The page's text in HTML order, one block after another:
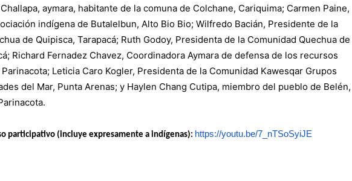
aymara, habitante de la comuna de Colchane, Cariquima; Carmen Paine,
indígena de Butalelbun, Alto Bio Bio; Wilfredo Bacián, Presidente de la
de Quipisca, Tarapacá; Ruth Godoy, Presidenta de la Comunidad Quechua de
Richard Fernadez Chavez, Coordinadora Aymara de defensa de los recursos
Leticia Caro Kogler, Presidenta de la Comunidad Kawesqar Grupos
del Mar, Punta Arenas; y Haylen Chang Cutipa, miembro del pueblo de Belén,
participativo (incluye expresamente a indígenas): https://youtu.be/7_nTSoSyiJE